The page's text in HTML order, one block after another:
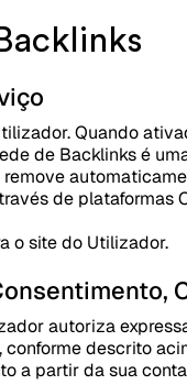
Quando
de Backlinks é
de plataformas
o site do Utilizador.
autoriza
descrito
a partir da sua